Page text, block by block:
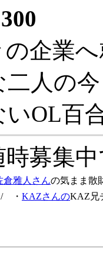
企業
二人の
いOL百
募集
倉雅人さんの気まま散
/ ・ KAZさんのKAZ兄